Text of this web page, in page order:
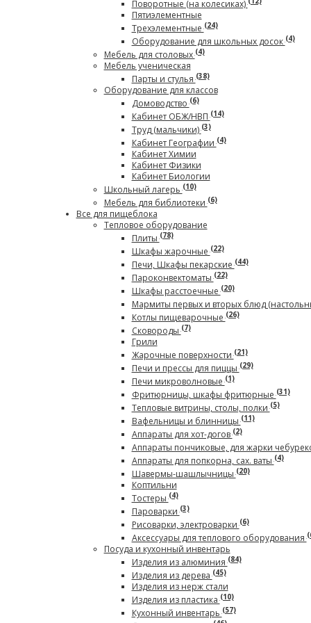
Поворотные (на колесиках)
Пятиэлементные
Трехэлементные(24)
Оборудование для школьных досок(4)
Мебель для столовых(4)
Мебель ученическая
Парты и стулья(38)
Оборудование для классов
Домоводство(6)
Кабинет ОБЖ/НВП(14)
Труд (мальчики)(3)
Кабинет Географии(4)
Кабинет Химии
Кабинет Физики
Кабинет Биологии
Школьный лагерь(10)
Мебель для библиотеки(6)
Все для пищеблока
Тепловое оборудование
Плиты(78)
Шкафы жарочные(22)
Печи, Шкафы пекарские(44)
Пароконвектоматы(22)
Шкафы расстоечные(20)
Мармиты первых и вторых блюд
Котлы пищеварочные(26)
Сковороды(7)
Грили
Жарочные поверхности(21)
Печи и прессы для пиццы(29)
Печи микроволновые(1)
Фритюрницы, шкафы фритюрные(31)
Тепловые витрины, столы, полки(5)
Вафельницы и блинницы(11)
Аппараты для хот-догов(2)
Аппараты пончиковые, для жарки
Аппараты для попкорна, сах. ваты(4)
Шавермы-шашлычницы(20)
Коптильни
Тостеры(4)
Пароварки(3)
Рисоварки, электроварки(6)
Аксессуары для теплового оборудования
Посуда и кухонный инвентарь
Изделия из алюминия(84)
Изделия из дерева(45)
Изделия из нерж стали
Изделия из пластика(10)
Кухонный инвентарь(57)